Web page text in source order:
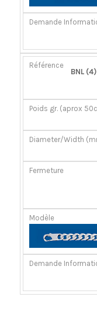
BNL